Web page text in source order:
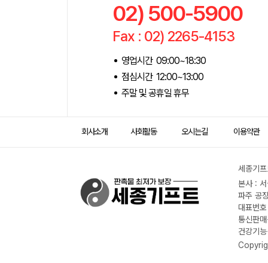
02) 500-5900
Fax : 02) 2265-4153
영업시간 09:00~18:30
점심시간 12:00~13:00
주말 및 공휴일 휴무
회사소개 사회활동 오시는길 이용약관
세종기
본사 :
파주 공
대표번
통신판
건강기